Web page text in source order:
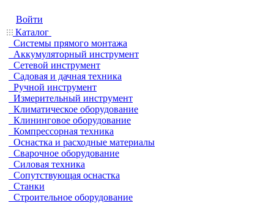
Войти
Каталог
Системы прямого монтажа
Аккумуляторный инструмент
Сетевой инструмент
Садовая и дачная техника
Ручной инструмент
Измерительный инструмент
Климатическое оборудование
Клининговое оборудование
Компрессорная техника
Оснастка и расходные материалы
Сварочное оборудование
Силовая техника
Сопутствующая оснастка
Станки
Строительное оборудование